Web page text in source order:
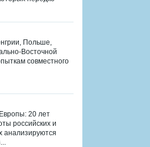
Польше,
Восточной
совместного
20 лет
российских и
анализируются